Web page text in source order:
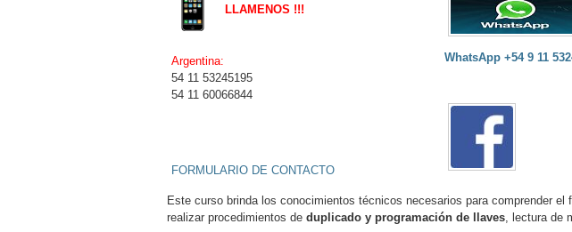
LLAMENOS !!!
Argentina:
54 11 53245195
54 11 60066844
FORMULARIO DE CONTACTO
WhatsApp +54 9 11
Este curso brinda los conocimientos técnicos necesarios para comprender el
realizar procedimientos de duplicado y programación de llaves, lectura de